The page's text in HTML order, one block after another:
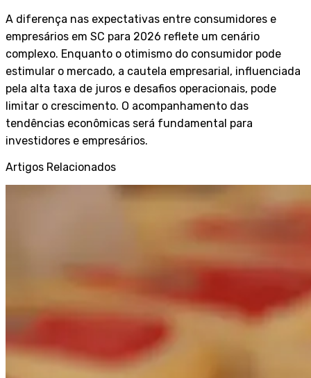
A diferença nas expectativas entre consumidores e
empresários em SC para 2026 reflete um cenário
complexo. Enquanto o otimismo do consumidor pode
estimular o mercado, a cautela empresarial, influenciada
pela alta taxa de juros e desafios operacionais, pode
limitar o crescimento. O acompanhamento das
tendências econômicas será fundamental para
investidores e empresários.
Artigos Relacionados